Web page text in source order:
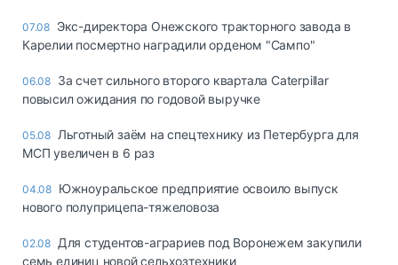
07.08 Экс-директора Онежского тракторного завода в
Карелии посмертно наградили орденом "Сампо"
06.08 За счет сильного второго квартала Caterpillar
повысил ожидания по годовой выручке
05.08 Льготный заём на спецтехнику из Петербурга для
МСП увеличен в 6 раз
04.08 Южноуральское предприятие освоило выпуск
нового полуприцепа-тяжеловоза
02.08 Для студентов-аграриев под Воронежем закупили
семь единиц новой сельхозтехники